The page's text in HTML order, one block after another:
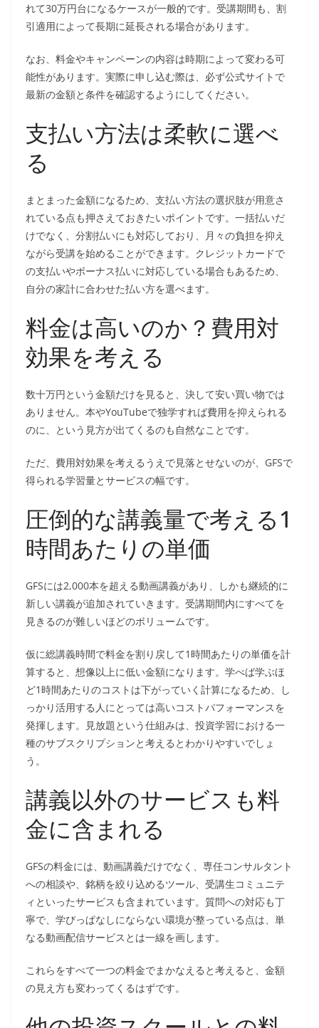
れて30万円台になるケースが一般的です。受講期間も、割
引適用によって長期に延長される場合があります。
なお、料金やキャンペーンの内容は時期によって変わる可
能性があります。実際に申し込む際は、必ず公式サイトで
最新の金額と条件を確認するようにしてください。
支払い方法は柔軟に選べ
る
まとまった金額になるため、支払い方法の選択肢が用意さ
れている点も押さえておきたいポイントです。一括払いだ
けでなく、分割払いにも対応しており、月々の負担を抑え
ながら受講を始めることができます。クレジットカードで
の支払いやボーナス払いに対応している場合もあるため、
自分の家計に合わせた払い方を選べます。
料金は高いのか？費用対
効果を考える
数十万円という金額だけを見ると、決して安い買い物では
ありません。本やYouTubeで独学すれば費用を抑えられる
のに、という見方が出てくるのも自然なことです。
ただ、費用対効果を考えるうえで見落とせないのが、GFSで
得られる学習量とサービスの幅です。
圧倒的な講義量で考える1
時間あたりの単価
GFSには2,000本を超える動画講義があり、しかも継続的に
新しい講義が追加されていきます。受講期間内にすべてを
見きるのが難しいほどのボリュームです。
仮に総講義時間で料金を割り戻して1時間あたりの単価を計
算すると、想像以上に低い金額になります。学べば学ぶほ
ど1時間あたりのコストは下がっていく計算になるため、し
っかり活用する人にとっては高いコストパフォーマンスを
発揮します。見放題という仕組みは、投資学習における一
種のサブスクリプションと考えるとわかりやすいでしょ
う。
講義以外のサービスも料
金に含まれる
GFSの料金には、動画講義だけでなく、専任コンサルタント
への相談や、銘柄を絞り込めるツール、受講生コミュニテ
ィといったサービスも含まれています。質問への対応も丁
寧で、学びっぱなしにならない環境が整っている点は、単
なる動画配信サービスとは一線を画します。
これらをすべて一つの料金でまかなえると考えると、金額
の見え方も変わってくるはずです。